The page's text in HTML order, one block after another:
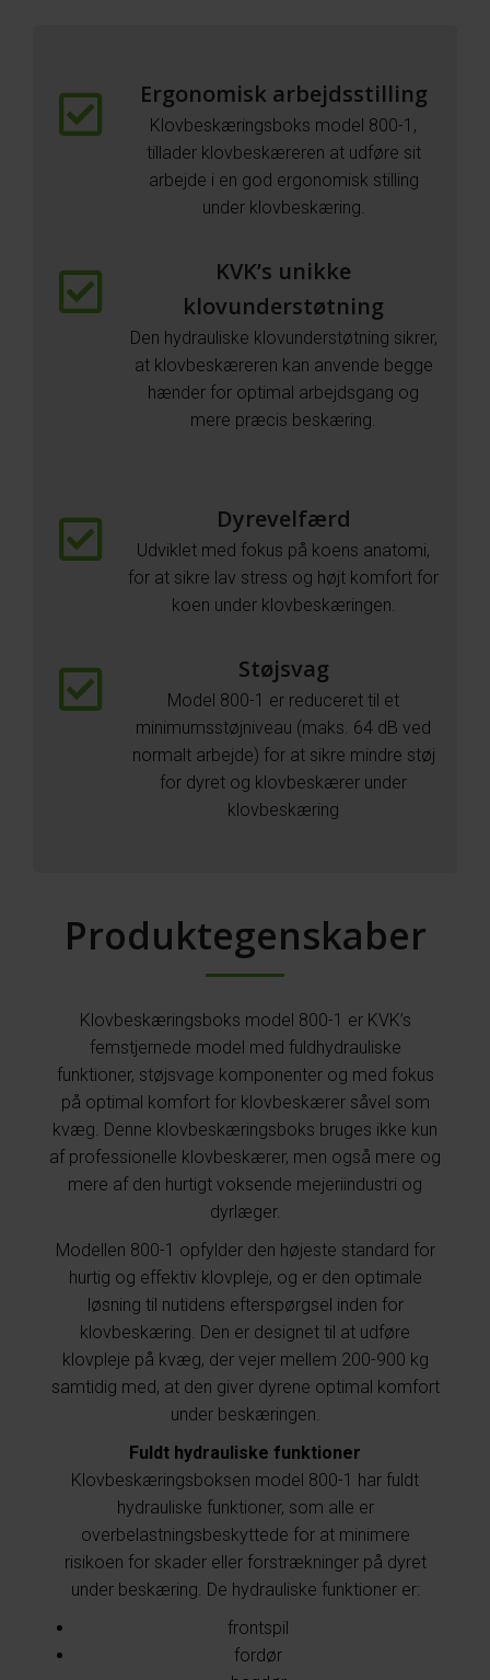
Ergonomisk arbejdsstilling
Klovbeskæringsboks model 800-1,
tillader klovbeskæreren at udføre sit
arbejde i en god ergonomisk stilling
under klovbeskæring.
KVK’s unikke
klovunderstøtning
Den hydrauliske klovunderstøtning sikrer,
at klovbeskæreren kan anvende begge
hænder for optimal arbejdsgang og
mere præcis beskæring.
Dyrevelfærd
Udviklet med fokus på koens anatomi,
for at sikre lav stress og højt komfort for
koen under klovbeskæringen.
Støjsvag
Model 800-1 er reduceret til et
minimumsstøjniveau (maks. 64 dB ved
normalt arbejde) for at sikre mindre støj
for dyret og klovbeskærer under
klovbeskæring
Produktegenskaber
Klovbeskæringsboks model 800-1 er KVK’s
femstjernede model med fuldhydrauliske
funktioner, støjsvage komponenter og med fokus
på optimal komfort for klovbeskærer såvel som
kvæg. Denne klovbeskæringsboks bruges ikke kun
af professionelle klovbeskærer, men også mere og
mere af den hurtigt voksende mejeriindustri og
dyrlæger.
Modellen 800-1 opfylder den højeste standard for
hurtig og effektiv klovpleje, og er den optimale
løsning til nutidens efterspørgsel inden for
klovbeskæring. Den er designet til at udføre
klovpleje på kvæg, der vejer mellem 200-900 kg
samtidig med, at den giver dyrene optimal komfort
under beskæringen.
Fuldt hydrauliske funktioner
Klovbeskæringsboksen model 800-1 har fuldt
hydrauliske funktioner, som alle er
overbelastningsbeskyttede for at minimere
risikoen for skader eller forstrækninger på dyret
under beskæring. De hydrauliske funktioner er:
frontspil
fordør